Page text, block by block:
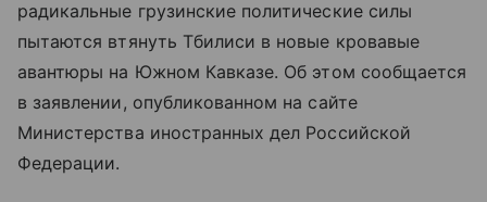
радикальные грузинские политические силы
пытаются втянуть Тбилиси в новые кровавые
авантюры на Южном Кавказе. Об этом сообщается
в заявлении, опубликованном на сайте
Министерства иностранных дел Российской
Федерации.